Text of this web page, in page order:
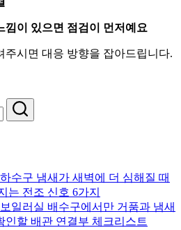
낌이 있으면 점검이 먼저예요
주시면 대응 방향을 잡아드립니다.
검
수구 냄새가 새벽에 더 심해질 때
는 전조 신호 6가지
일러실 배수구에서만 거품과 냄새
인할 배관 연결부 체크리스트